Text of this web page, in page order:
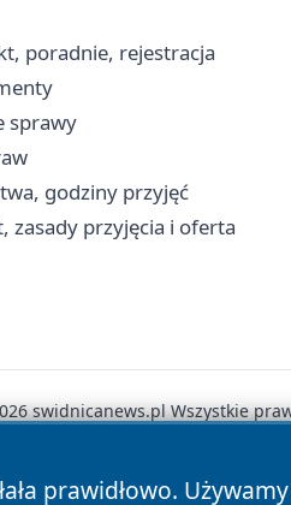
poradnie, rejestracja
sprawy
godziny przyjęć
zasady przyjęcia i oferta
prawidłowo.
swidnicanews.pl Wszystkie
Polityka Prywatności